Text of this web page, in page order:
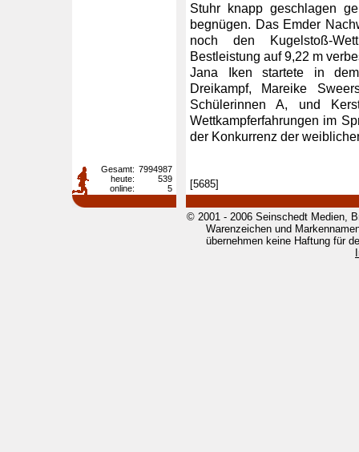
Stuhr knapp geschlagen
begnügen. Das Emder
noch den Kugelstoß-
Bestleistung auf 9,22 m
Jana Iken startete in
Dreikampf, Mareike
Schülerinnen A, und
Wettkampferfahrungen im
der Konkurrenz der
[5685]
Gesamt: 7994987
heute:
539
online:
5
© 2001 - 2006 Seinschedt Medien,
Warenzeichen und
übernehmen keine Haftung für